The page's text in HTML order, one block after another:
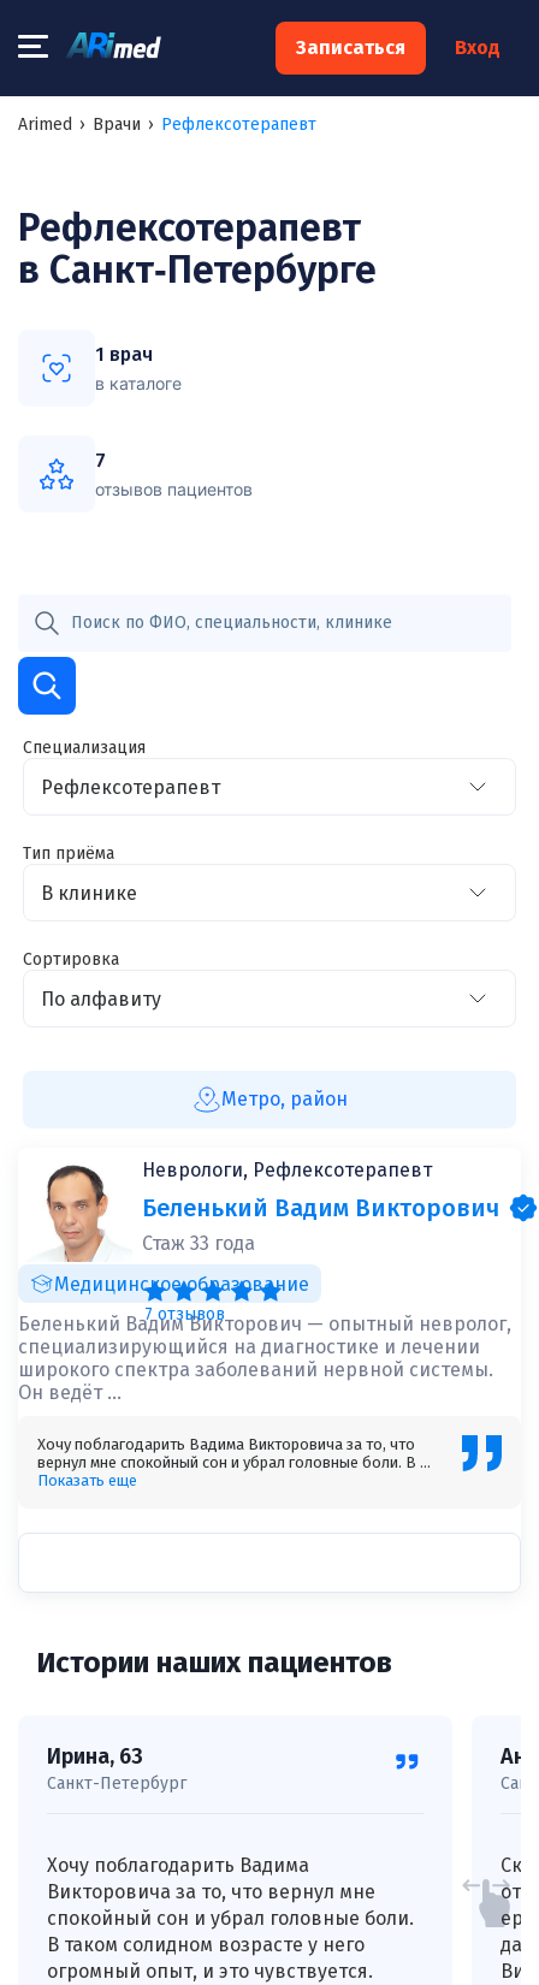
Записаться Вход
Arimed › Врачи › Рефлексотерапевт
Рефлексотерапевт
в Санкт‑Петербурге
1 врач
в каталоге
7
отзывов пациентов
Специализация
Тип приёма
Сортировка
Метро, район
7 отзывов
Неврологи, Рефлексотерапевт
Беленький Вадим Викторович
Стаж 33 года
Медицинское образование
Беленький Вадим Викторович — опытный невролог,
специализирующийся на диагностике и лечении
широкого спектра заболеваний нервной системы.
Он ведёт ...
Хочу поблагодарить Вадима Викторовича за то, что
вернул мне спокойный сон и убрал головные боли. В ...
Показать еще
Истории наших пациентов
Ирина, 63
Санкт-Петербург
Хочу поблагодарить Вадима
Викторовича за то, что вернул мне
спокойный сон и убрал головные боли.
В таком солидном возрасте у него
огромный опыт, и это чувствуется.
×
Запишитесь на консультацию к
Ваш e-mail:*
Я согласен наобработку моих персональных данных